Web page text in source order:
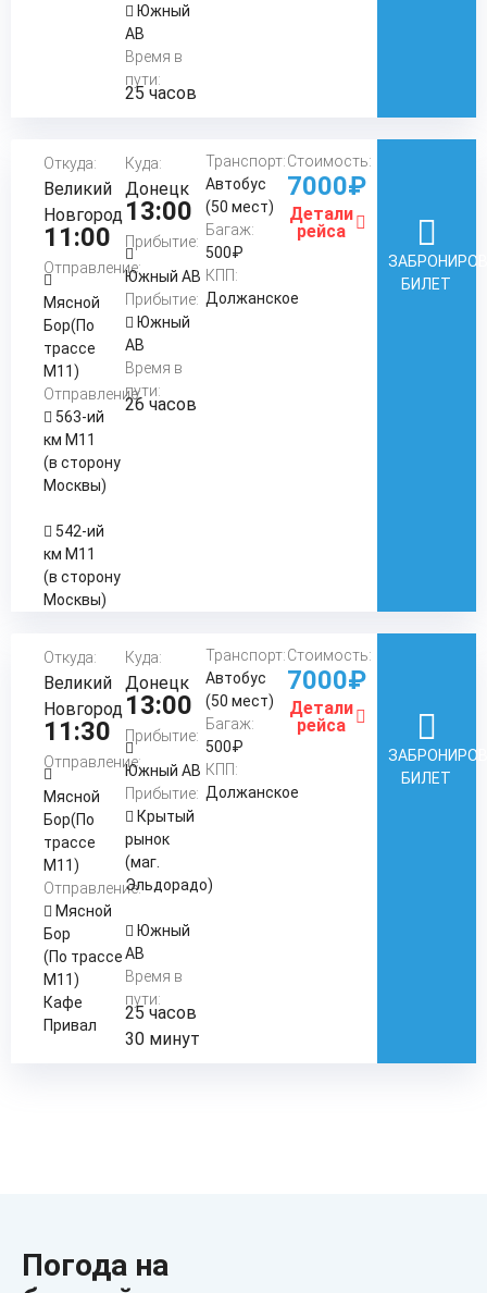
Южный
АВ
Время в
пути:
25 часов
Откуда:
Великий
Новгород
11:00
Отправление:
Мясной
Бор(По
трассе
М11)
Отправление:
563-ий
км М11
(в сторону
Москвы)
542-ий
км М11
(в сторону
Москвы)
Куда:
Донецк
13:00
Прибытие:
Южный АВ
Прибытие:
Южный
АВ
Время в
пути:
26 часов
Транспорт:
Автобус
(50 мест)
Багаж:
500₽
КПП:
Должанское
Стоимость:
7000₽
Детали
рейса
БИЛЕТ
Откуда:
Великий
Новгород
11:30
Отправление:
Мясной
Бор(По
трассе
М11)
Отправление:
Мясной
Бор
(По трассе
М11)
Кафе
Привал
Куда:
Донецк
13:00
Прибытие:
Южный АВ
Прибытие:
Крытый
рынок
(маг.
Эльдорадо)
Южный
АВ
Время в
пути:
25 часов
30 минут
Транспорт:
Автобус
(50 мест)
Багаж:
500₽
КПП:
Должанское
Стоимость:
7000₽
Детали
рейса
БИЛЕТ
Погода на